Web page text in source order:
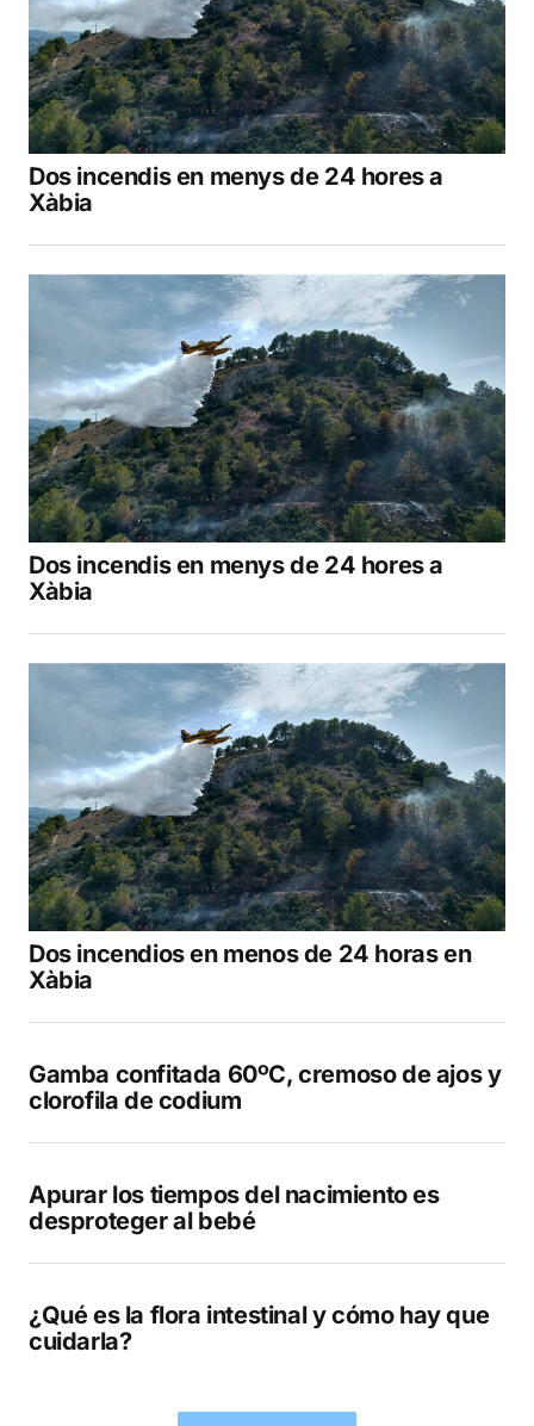
Dos incendis en menys de 24 hores a
Xàbia
Dos incendis en menys de 24 hores a
Xàbia
Dos incendios en menos de 24 horas en
Xàbia
Gamba confitada 60ºC, cremoso de ajos y
clorofila de codium
Apurar los tiempos del nacimiento es
desproteger al bebé
¿Qué es la flora intestinal y cómo hay que
cuidarla?